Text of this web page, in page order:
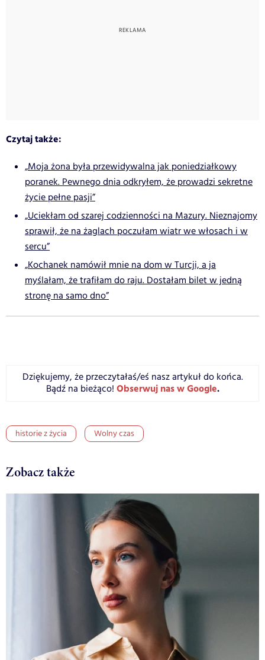
Czytaj także:
„Moja żona była przewidywalna jak poniedziałkowy
poranek. Pewnego dnia odkryłem, że prowadzi sekretne
życie pełne pasji”
„Uciekłam od szarej codzienności na Mazury. Nieznajomy
sprawił, że na żaglach poczułam wiatr we włosach i w
sercu”
„Kochanek namówił mnie na dom w Turcji, a ja
myślałam, że trafiłam do raju. Dostałam bilet w jedną
stronę na samo dno”
Dziękujemy, że przeczytałaś/eś nasz artykuł do końca.
Bądź na bieżąco! Obserwuj nas w Google.
historie z życia Wolny czas
Zobacz także